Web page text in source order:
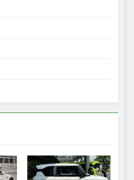
VinFast VF9 có gì để cạnh